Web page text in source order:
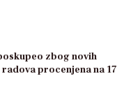
zbog novih
procenjena na 17